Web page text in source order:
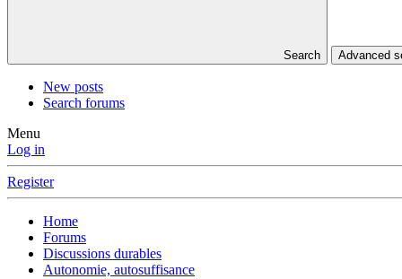
Search Advanced
New posts
Search forums
Menu
Log in
Register
Home
Forums
Discussions durables
Autonomie, autosuffisance